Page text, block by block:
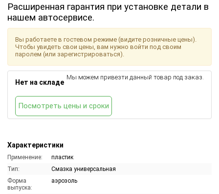
Расширенная гарантия при установке детали в
нашем автосервисе.
Характеристики
Применение:
пластик
Тип:
Смазка универсальная
Форма
выпуска:
аэрозоль
Вы работаете в гостевом режиме (видите розничные цены).
Чтобы увидеть свои цены, вам нужно войти под своим
паролем (или зарегистрироваться).
Нет на складе
Мы можем привезти данный товар под заказ.
Посмотреть цены и сроки